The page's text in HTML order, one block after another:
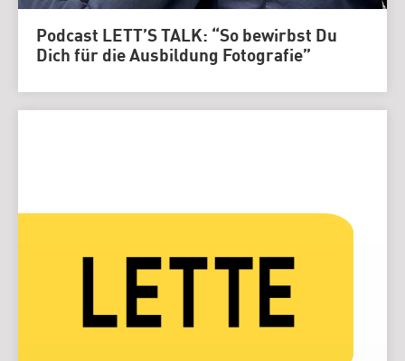
Podcast LETT’S TALK: “So bewirbst Du
Dich für die Ausbildung Fotografie”